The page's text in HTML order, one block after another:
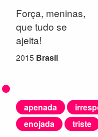
Força, meninas,
que tudo se
ajeita!
2015 Brasil
apenada
enojada
triste